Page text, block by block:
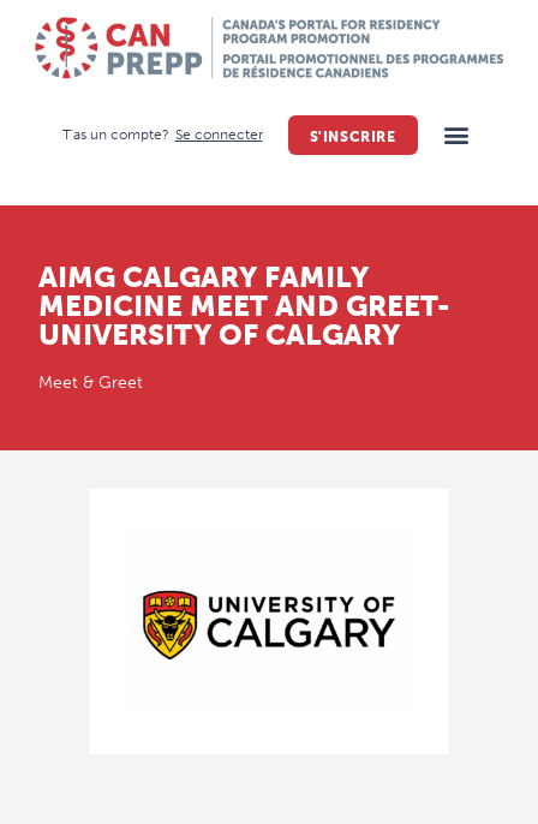
T'as un compte? Se connecter S'INSCRIRE
AIMG CALGARY FAMILY
MEDICINE MEET AND GREET-
UNIVERSITY OF CALGARY
Meet & Greet